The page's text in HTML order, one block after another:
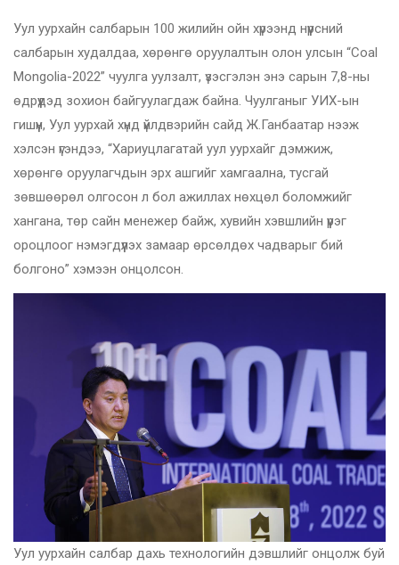
Уул уурхайн салбарын 100 жилийн ойн хүрээнд нүүрсний
салбарын худалдаа, хөрөнгө оруулалтын олон улсын “Coal
Mongolia-2022” чуулга уулзалт, үзэсгэлэн энэ сарын 7,8-ны
өдрүүдэд зохион байгуулагдаж байна. Чуулганыг УИХ-ын
гишүүн, Уул уурхай хүнд үйлдвэрийн сайд Ж.Ганбаатар нээж
хэлсэн үгэндээ, “Хариуцлагатай уул уурхайг дэмжиж,
хөрөнгө оруулагчдын эрх ашгийг хамгаална, тусгай
зөвшөөрөл олгосон л бол ажиллах нөхцөл боломжийг
хангана, төр сайн менежер байж, хувийн хэвшлийн үүрэг
ороцлоог нэмэгдүүлэх замаар өрсөлдөх чадварыг бий
болгоно” хэмээн онцолсон.
Уул уурхайн салбар дахь технологийн дэвшлийг онцолж буй